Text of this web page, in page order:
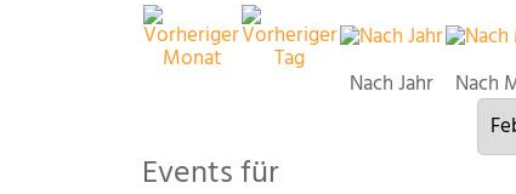
Nach Jahr Nach
Events für